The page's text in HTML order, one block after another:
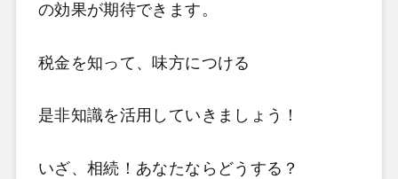
の効果が期待できます。
税金を知って、味方につける
是非知識を活用していきましょう！
いざ、相続！あなたならどうする？